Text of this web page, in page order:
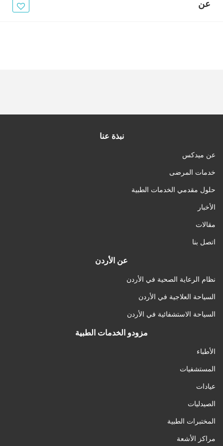
عن
نبذة عنا
عن ميدكس
خدمات المرضى
حلول مقدمي الخدمات الطبية
الأخبار
مقالات
اتصل بنا
عن الأردن
نظام الرعاية الصحية في الأردن
السياحة العلاجية في الأردن
السياحة الاستشفائية في الأردن
مزودو الخدمات الطبية
الأطباء
المستشفيات
عيادات
الصيدليات
المختبرات الطبية
مراكز الأشعة